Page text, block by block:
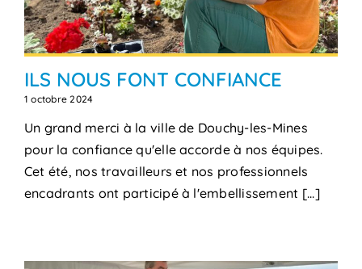
ILS NOUS FONT CONFIANCE
1 octobre 2024
Un grand merci à la ville de Douchy-les-Mines
pour la confiance qu'elle accorde à nos équipes.
Cet été, nos travailleurs et nos professionnels
encadrants ont participé à l'embellissement [...]